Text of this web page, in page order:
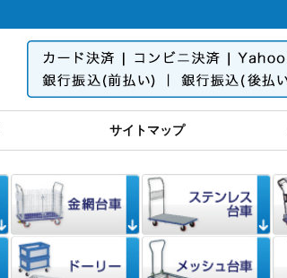
サイトマップ